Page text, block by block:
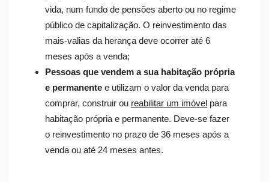
vida, num fundo de pensões aberto ou no regime
público de capitalização. O reinvestimento das
mais-valias da herança deve ocorrer até 6
meses após a venda;
Pessoas que vendem a sua habitação própria
e permanente e utilizam o valor da venda para
comprar, construir ou reabilitar um imóvel para
habitação própria e permanente. Deve-se fazer
o reinvestimento no prazo de 36 meses após a
venda ou até 24 meses antes.